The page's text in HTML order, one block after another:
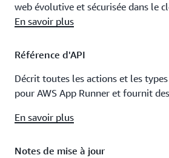
web évolutive et sécurisée dans le
En savoir plus
Référence d'API
Décrit toutes les actions et les
pour AWS App Runner et fournit
En savoir plus
Notes de mise à jour